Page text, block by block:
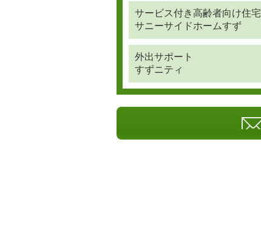
サービス付き高齢者向け住宅
サニーサイドホームすず
外出サポート
すずニティ